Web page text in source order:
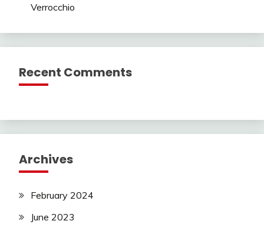
Verrocchio
Recent Comments
Archives
February 2024
June 2023